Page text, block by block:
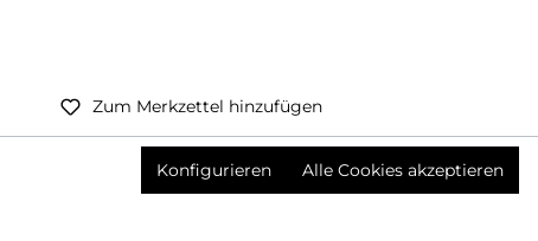
Zum Merkzettel hinzufügen
Produktnummer:3639142
Konfigurieren Alle Cookies akzeptieren